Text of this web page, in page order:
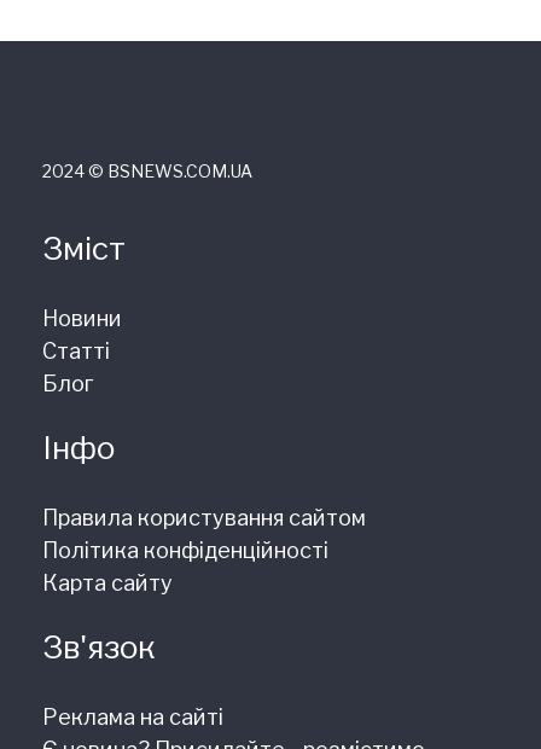
2024 © ВSNEWS.COM.UA
Зміст
Новини
Статті
Блог
Інфо
Правила користування сайтом
Політика конфіденційності
Карта сайту
Зв'язок
Реклама на сайті